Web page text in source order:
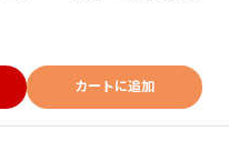
カートに追加